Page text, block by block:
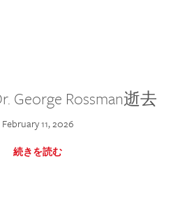
George Rossman逝去
February 11, 2026
続きを読む